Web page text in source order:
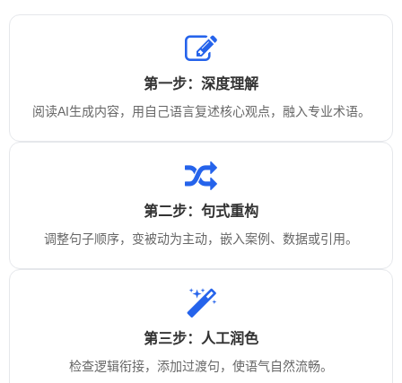
第一步：深度理解
阅读AI生成内容，用自己语言复述核心观点，融入专业术语。
第二步：句式重构
调整句子顺序，变被动为主动，嵌入案例、数据或引用。
第三步：人工润色
检查逻辑衔接，添加过渡句，使语气自然流畅。